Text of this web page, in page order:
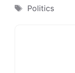
Tags
Politics